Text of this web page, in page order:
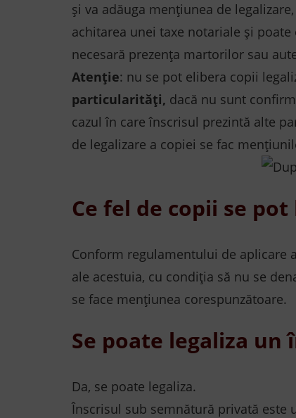
și va adăuga mențiunea de
achitarea unei taxe notariale și
necesară prezența martorilor sau
Atenție: nu se pot elibera copii
particularități, dacă nu sunt
cazul în care înscrisul prezintă alte
de legalizare a copiei se fac
Ce fel de copii se pot
Conform regulamentului de aplicare
ale acestuia, cu condiția să nu se
se face mențiunea corespunzătoare.
Se poate legaliza
Da, se poate legaliza.
Înscrisul sub semnătură privată este